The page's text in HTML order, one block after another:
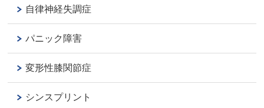
自律神経失調症
パニック障害
変形性膝関節症
シンスプリント